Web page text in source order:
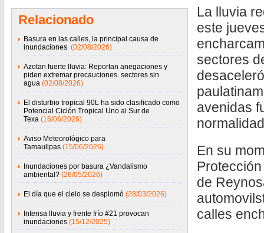
Relacionado
Basura en las calles, la principal causa de
inundaciones (02/08/2026)
Azotan fuerte lluvia: Reportan anegaciones y
piden extremar precauciones. sectores sin
agua (02/08/2026)
El disturbio tropical 90L ha sido clasificado como
Potencial Ciclón Tropical Uno al Sur de
Texa (16/06/2026)
Aviso Meteorológico para
Tamaulipas (15/06/2026)
Inundaciones por basura ¿Vandalismo
ambiental? (26/05/2026)
El día que el cielo se desplomó (28/03/2026)
Intensa lluvia y frente frío #21 provocan
inundaciones (15/12/2025)
La lluvia
este
sectores
avenidas
En su
de
calles